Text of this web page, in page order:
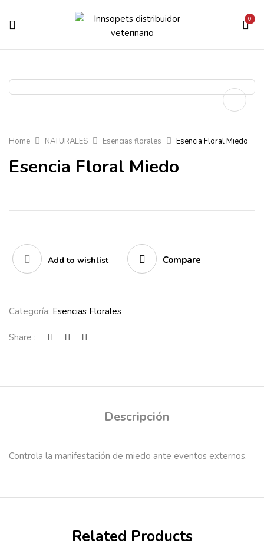
0
Home NATURALES Esencias florales Esencia Floral Miedo
Esencia Floral Miedo
Add to wishlist Compare
Categoría: Esencias Florales
Share :
Descripción
Controla la manifestación de miedo ante eventos externos.
Related Products